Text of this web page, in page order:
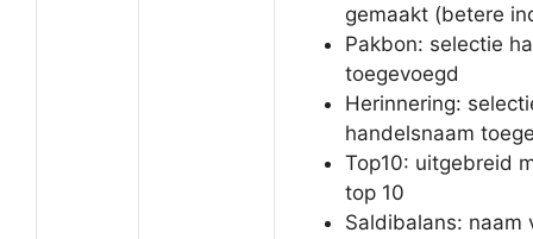
gemaakt (betere
Pakbon: selectie
toegevoegd
Herinnering:
handelsnaam
Top10: uitgebreid
top 10
Saldibalans: naam